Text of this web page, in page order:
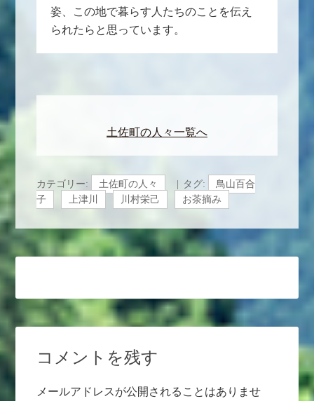
姿、この地で暮らす人たちのことを伝え
られたらと思っています。
土佐町の人々一覧へ
カテゴリー: 土佐町の人々 タグ:
鳥山百合
子
上津川 川村栄己 お茶摘み
コメントを残す
メールアドレスが公開されることはありませ